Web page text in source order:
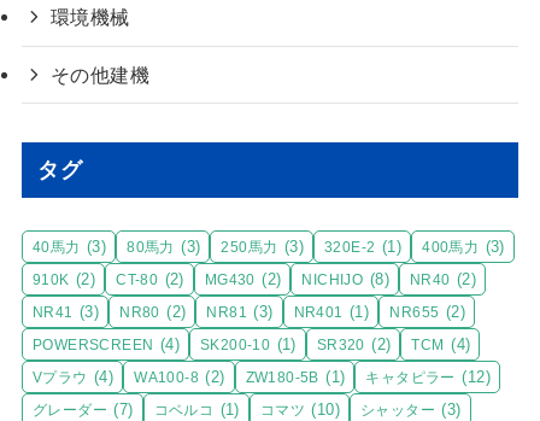
環境機械
その他建機
タグ
40馬力 (3) 80馬力 (3) 250馬力 (3) 320E-2 (1) 400馬力 (3)
910K (2) CT-80 (2) MG430 (2) NICHIJO (8) NR40 (2)
NR41 (3) NR80 (2) NR81 (3) NR401 (1) NR655 (2)
POWERSCREEN (4) SK200-10 (1) SR320 (2) TCM (4)
Vプラウ (4) WA100-8 (2) ZW180-5B (1) キャタピラー (12)
グレーダー (7) コベルコ (1) コマツ (10) シャッター (3)